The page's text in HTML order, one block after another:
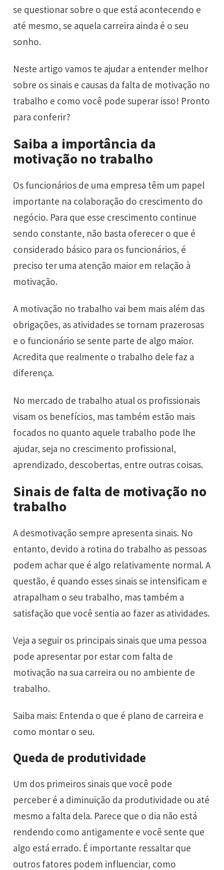
se questionar sobre o que está acontecendo e
até mesmo, se aquela carreira ainda é o seu
sonho.
Neste artigo vamos te ajudar a entender melhor
sobre os sinais e causas da falta de motivação no
trabalho e como você pode superar isso! Pronto
para conferir?
Saiba a importância da
motivação no trabalho
Os funcionários de uma empresa têm um papel
importante na colaboração do crescimento do
negócio. Para que esse crescimento continue
sendo constante, não basta oferecer o que é
considerado básico para os funcionários, é
preciso ter uma atenção maior em relação à
motivação.
A motivação no trabalho vai bem mais além das
obrigações, as atividades se tornam prazerosas
e o funcionário se sente parte de algo maior.
Acredita que realmente o trabalho dele faz a
diferença.
No mercado de trabalho atual os profissionais
visam os benefícios, mas também estão mais
focados no quanto aquele trabalho pode lhe
ajudar, seja no crescimento profissional,
aprendizado, descobertas, entre outras coisas.
Sinais de falta de motivação no
trabalho
A desmotivação sempre apresenta sinais. No
entanto, devido a rotina do trabalho as pessoas
podem achar que é algo relativamente normal. A
questão, é quando esses sinais se intensificam e
atrapalham o seu trabalho, mas também a
satisfação que você sentia ao fazer as atividades.
Veja a seguir os principais sinais que uma pessoa
pode apresentar por estar com falta de
motivação na sua carreira ou no ambiente de
trabalho.
Saiba mais: Entenda o que é plano de carreira e
como montar o seu.
Queda de produtividade
Um dos primeiros sinais que você pode
perceber é a diminuição da produtividade ou até
mesmo a falta dela. Parece que o dia não está
rendendo como antigamente e você sente que
algo está errado. É importante ressaltar que
outros fatores podem influenciar, como